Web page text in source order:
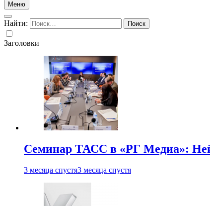
Меню
Найти:
Заголовки
Семинар ТАСС в «РГ Медиа»:
3 месяца спустя3 месяца спустя